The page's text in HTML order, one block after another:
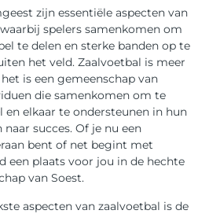
zijn essentiële aspecten van
spelers samenkomen om
te delen en sterke banden op te
het veld. Zaalvoetbal is meer
is een gemeenschap van
die samenkomen om te
en elkaar te ondersteunen in hun
succes. Of je nu een
bent of net begint met
een plaats voor jou in de hechte
van Soest.
aspecten van zaalvoetbal is de